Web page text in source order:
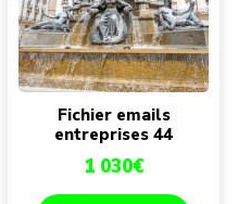
Fichier emails
entreprises 44
1 030€